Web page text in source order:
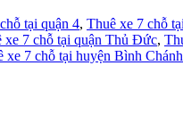
tại quận 4, Thuê xe 7 chỗ
xe 7 chỗ tại quận Thủ Đức,
xe 7 chỗ tại huyện Bình Chánh